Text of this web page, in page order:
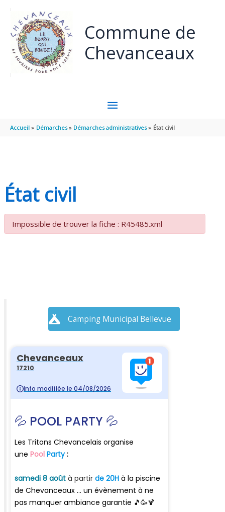
Commune de
Chevanceaux
MENU
PRINCIPAL
Accueil Démarches Démarches administratives État civil
État civil
Impossible de trouver la fiche : R45485.xml
Camping Municipal Bellevue